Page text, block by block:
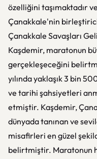
özelliğini taşımaktadır
Çanakkale'nin
Çanakkale Savaşları
Kaşdemir, maratonun
gerçekleşeceğini
yılında yaklaşık 3 bin
ve tarihi şahsiyetleri
etmiştir. Kaşdemir,
dünyada tanınan ve
misafirleri en güzel
belirtmiştir. Maratonun